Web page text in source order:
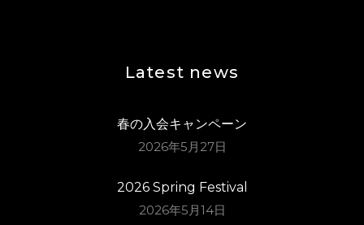
Latest news
春の入会キャンペーン
2026年5月27日
2026 Spring Festival
2026年5月14日